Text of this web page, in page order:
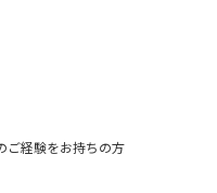
契約後（協力業者への注文請
す。
共同住宅から、最近では高層
ご経験をお持ちの方